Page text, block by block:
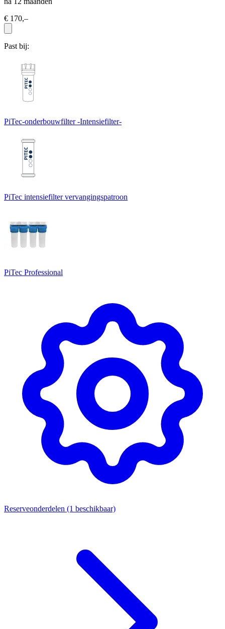
€ 170,–
Past bij:
PiTec-onderbouwfilter -Intensiefilter-
PiTec intensiefilter vervangingspatroon
PiTec Professional
Reserveonderdelen (1 beschikbaar)